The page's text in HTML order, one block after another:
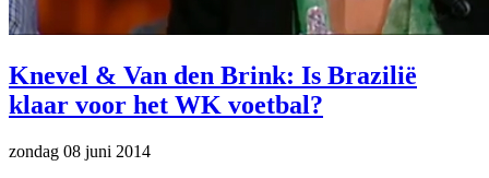
Knevel & Van den Brink: Is Brazilië
klaar voor het WK voetbal?
zondag 08 juni 2014